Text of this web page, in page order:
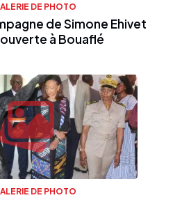
DE PHOTO
de Simone Ehivet
à Bouaflé
DE PHOTO